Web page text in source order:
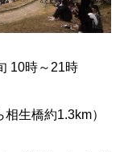
10時～21時
生橋約1.3km）